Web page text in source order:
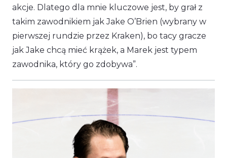
akcje. Dlatego dla mnie kluczowe jest, by grał z
takim zawodnikiem jak Jake O’Brien (wybrany w
pierwszej rundzie przez Kraken), bo tacy gracze
jak Jake chcą mieć krążek, a Marek jest typem
zawodnika, który go zdobywa”.